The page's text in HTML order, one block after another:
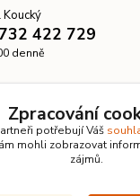
422 729
denně
Zpracování
potřebují Váš
mohli zobrazovat
zájmů.